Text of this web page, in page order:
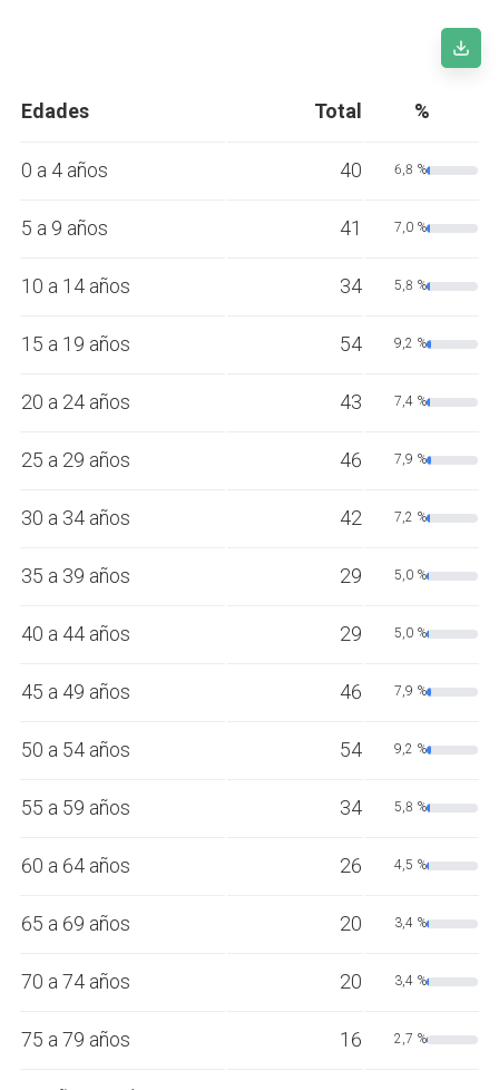
Edades Total %
0 a 4 años 40 6,8 %
5 a 9 años 41 7,0 %
10 a 14 años 34 5,8 %
15 a 19 años 54 9,2 %
20 a 24 años 43 7,4 %
25 a 29 años 46 7,9 %
30 a 34 años 42 7,2 %
35 a 39 años 29 5,0 %
40 a 44 años 29 5,0 %
45 a 49 años 46 7,9 %
50 a 54 años 54 9,2 %
55 a 59 años 34 5,8 %
60 a 64 años 26 4,5 %
65 a 69 años 20 3,4 %
70 a 74 años 20 3,4 %
75 a 79 años 16 2,7 %